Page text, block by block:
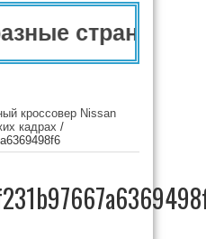
страны
кроссовер Nissan
кадрах /